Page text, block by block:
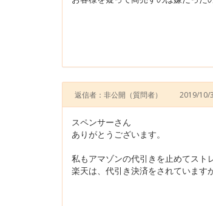
返信者：非公開 （質問者） 2019/10/
スペンサーさん
ありがとうございます。
私もアマゾンの代引きを止めてスト
楽天は、代引き決済をされていま